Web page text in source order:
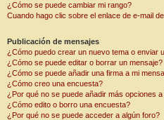
¿Cómo se puede cambiar mi rango?
Cuando hago clic sobre el enlace de e-mail
Publicación de mensajes
¿Cómo puedo crear un nuevo tema o enviar
¿Cómo se puede editar o borrar un mensaje?
¿Cómo se puede añadir una firma a mi
¿Cómo creo una encuesta?
¿Por qué no se puede añadir más opciones
¿Cómo edito o borro una encuesta?
¿Por qué no se puede acceder a algún foro?